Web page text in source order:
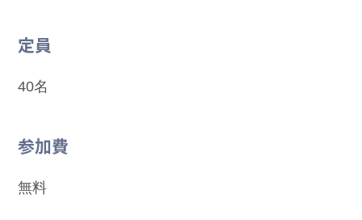
定員
40名
参加費
無料